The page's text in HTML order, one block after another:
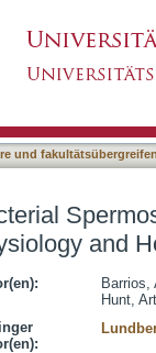
und
and
Barrios,
Hunt,